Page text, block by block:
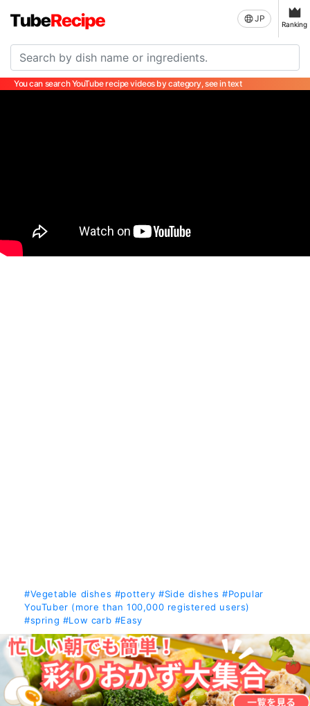
JP
Ranking
You can search YouTube recipe videos by category, see in text
#Vegetable dishes #pottery #Side dishes #Popular
YouTuber (more than 100,000 registered users)
#spring #Low carb #Easy